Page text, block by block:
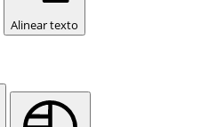
Alinear texto